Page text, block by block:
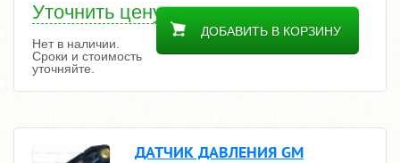
Уточнить цену
ДОБАВИТЬ В КОРЗИНУ
Нет в наличии.
Сроки и стоимость
уточняйте.
ДАТЧИК ДАВЛЕНИЯ GM